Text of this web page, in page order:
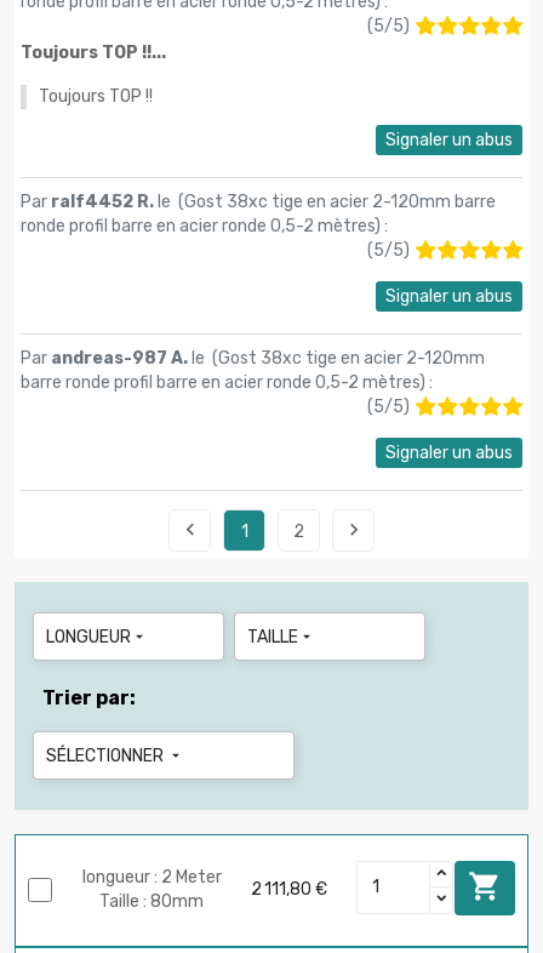
(5/5)
Toujours TOP !!...
Toujours TOP !!
Signaler un abus
Par ralf4452 R. le (Gost 38xc tige en acier 2-120mm barre
ronde profil barre en acier ronde 0,5-2 mètres) :
(5/5)
Signaler un abus
Par andreas-987 A. le (Gost 38xc tige en acier 2-120mm
barre ronde profil barre en acier ronde 0,5-2 mètres) :
(5/5)
Signaler un abus
 1 2 
LONGUEUR  TAILLE 
Trier par:
SÉLECTIONNER 
longueur : 2 Meter
Taille : 80mm
2 111,80 € 